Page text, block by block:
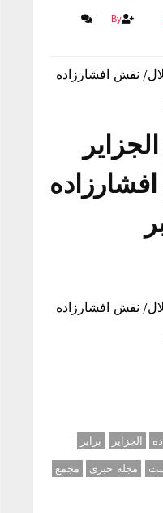
By
نقش افشارزاده
نقش افشارزاده
الجزایر
برابر
مجله خبری
مجمع